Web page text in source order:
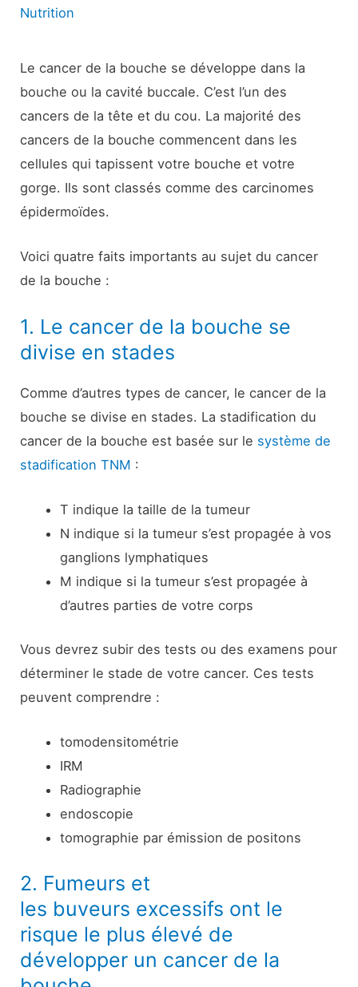
Nutrition
Le cancer de la bouche se développe dans la
bouche ou la cavité buccale. C’est l’un des
cancers de la tête et du cou. La majorité des
cancers de la bouche commencent dans les
cellules qui tapissent votre bouche et votre
gorge. Ils sont classés comme des carcinomes
épidermoïdes.
Voici quatre faits importants au sujet du cancer
de la bouche :
1. Le cancer de la bouche se
divise en stades
Comme d’autres types de cancer, le cancer de la
bouche se divise en stades. La stadification du
cancer de la bouche est basée sur le système de
stadification TNM :
T indique la taille de la tumeur
N indique si la tumeur s’est propagée à vos
ganglions lymphatiques
M indique si la tumeur s’est propagée à
d’autres parties de votre corps
Vous devrez subir des tests ou des examens pour
déterminer le stade de votre cancer. Ces tests
peuvent comprendre :
tomodensitométrie
IRM
Radiographie
endoscopie
tomographie par émission de positons
2. Fumeurs et
les buveurs excessifs ont le
risque le plus élevé de
développer un cancer de la